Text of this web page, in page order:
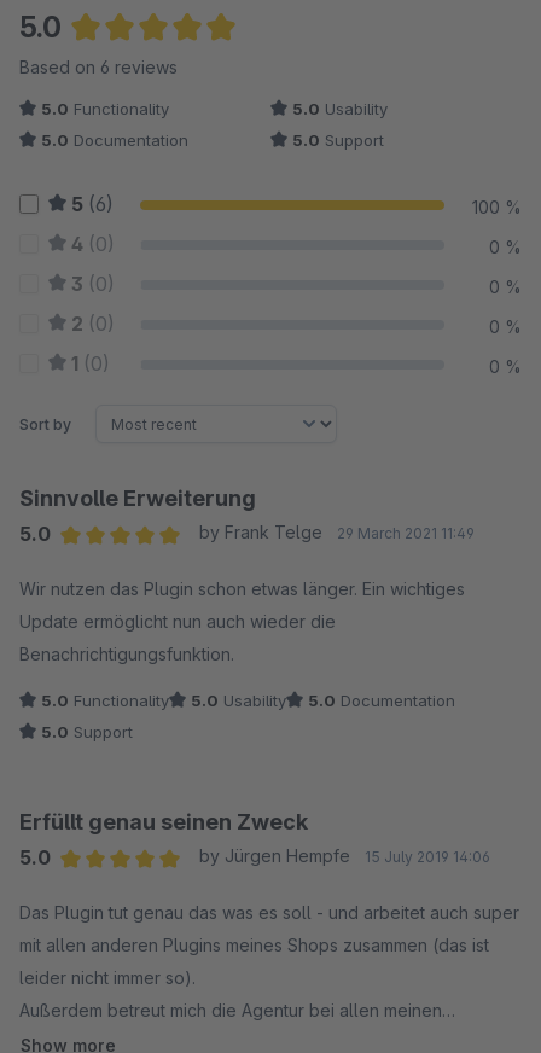
5.0
Average rating of 5 out of 5 stars
Based on 6 reviews
5.0 Functionality 5.0 Usability
5.0 Documentation 5.0 Support
5 (6) 100 %
4 (0) 0 %
3 (0) 0 %
2 (0) 0 %
1 (0) 0 %
Sort by
Sinnvolle Erweiterung
5.0
by Frank Telge 29 March 2021 11:49
Wir nutzen das Plugin schon etwas länger. Ein wichtiges
Update ermöglicht nun auch wieder die
Benachrichtigungsfunktion.
5.0 Functionality 5.0 Usability 5.0 Documentation
5.0 Support
Erfüllt genau seinen Zweck
5.0
by Jürgen Hempfe 15 July 2019 14:06
Das Plugin tut genau das was es soll - und arbeitet auch super
mit allen anderen Plugins meines Shops zusammen (das ist
leider nicht immer so).
Außerdem betreut mich die Agentur bei allen meinen
Problemen und findet zufriedenstellende Lösungen.
Show more